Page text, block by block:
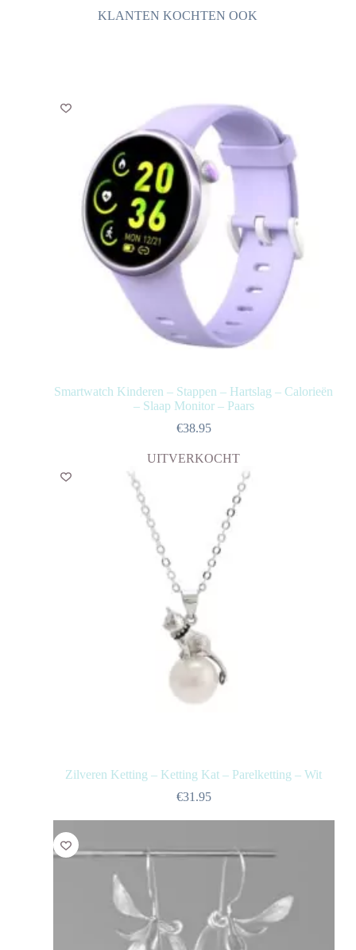
KLANTEN KOCHTEN OOK
Smartwatch Kinderen – Stappen – Hartslag – Calorieën
– Slaap Monitor – Paars
€38.95
UITVERKOCHT
Zilveren Ketting – Ketting Kat – Parelketting – Wit
€31.95